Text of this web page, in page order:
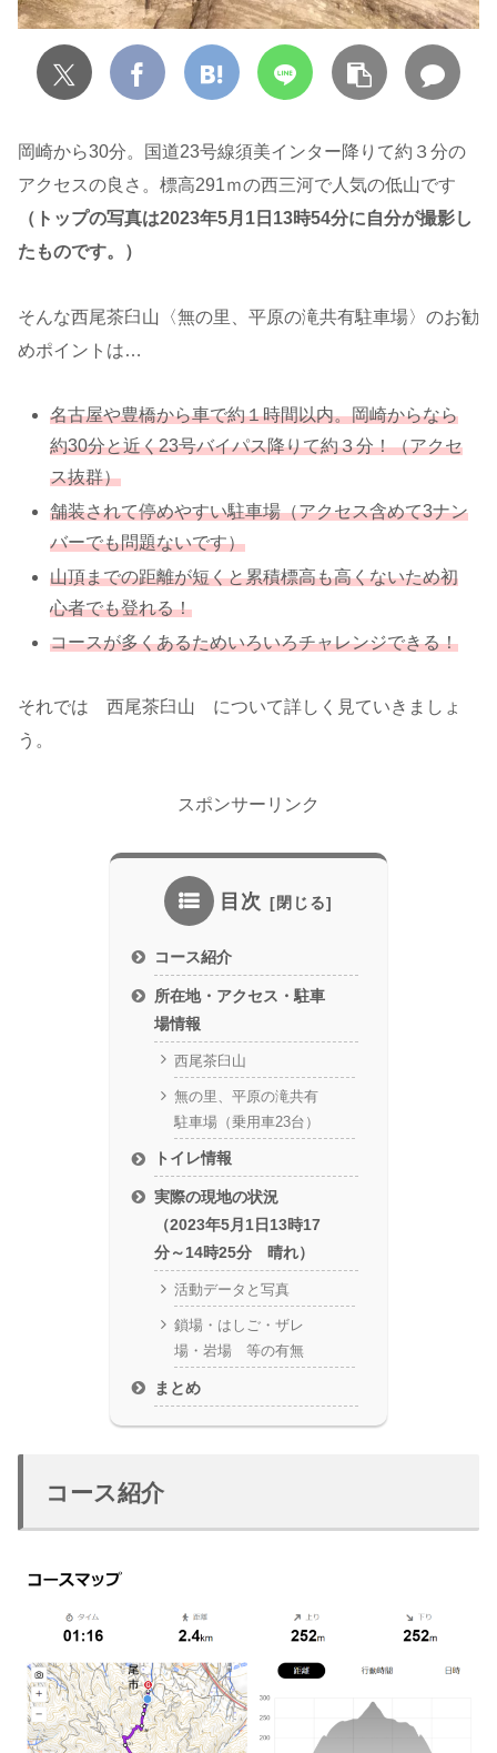
岡崎から30分。国道23号線須美インター降りて約３分の
アクセスの良さ。標高291ｍの西三河で人気の低山です
（トップの写真は2023年5月1日13時54分に自分が撮影し
たものです。）
そんな西尾茶臼山〈無の里、平原の滝共有駐車場〉のお勧
めポイントは…
名古屋や豊橋から車で約１時間以内。岡崎からなら
約30分と近く23号バイパス降りて約３分！（アクセ
ス抜群）
舗装されて停めやすい駐車場（アクセス含めて3ナン
バーでも問題ないです）
山頂までの距離が短くと累積標高も高くないため初
心者でも登れる！
コースが多くあるためいろいろチャレンジできる！
それでは 西尾茶臼山 について詳しく見ていきましょ
う。
スポンサーリンク
目次
コース紹介
所在地・アクセス・駐車
場情報
西尾茶臼山
無の里、平原の滝共有
駐車場（乗用車23台）
トイレ情報
実際の現地の状況
（2023年5月1日13時17
分～14時25分 晴れ）
活動データと写真
鎖場・はしご・ザレ
場・岩場 等の有無
まとめ
コース紹介